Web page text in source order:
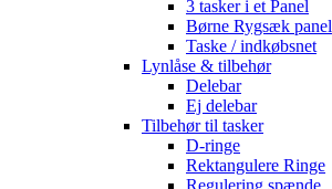
3 tasker i et Panel
Børne Rygsæk panel
Taske / indkøbsnet
Lynlåse & tilbehør
Delebar
Ej delebar
Tilbehør til tasker
D-ringe
Rektangulere Ringe
Regulering spænde